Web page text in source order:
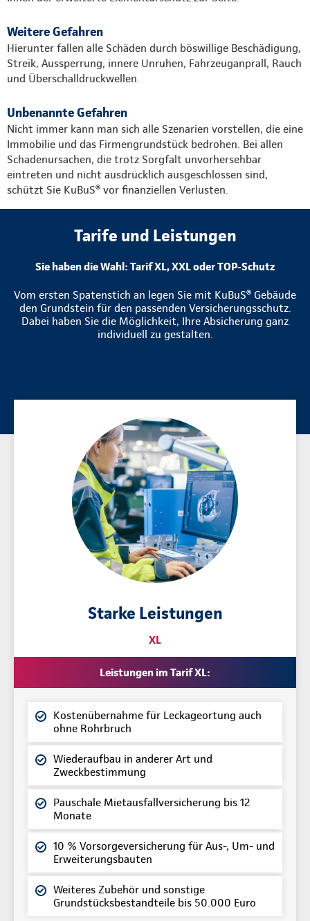
Weitere Gefahren
Hierunter fallen alle Schäden durch böswillige Beschädigung,
Streik, Aussperrung, innere Unruhen, Fahrzeuganprall, Rauch
und Überschalldruckwellen.
Unbenannte Gefahren
Nicht immer kann man sich alle Szenarien vorstellen, die eine
Immobilie und das Firmengrundstück bedrohen. Bei allen
Schadenursachen, die trotz Sorgfalt unvorhersehbar
eintreten und nicht ausdrücklich ausgeschlossen sind,
schützt Sie KuBuS® vor finanziellen Verlusten.
Tarife und Leistungen
Sie haben die Wahl: Tarif XL, XXL oder TOP-Schutz
Vom ersten Spatenstich an legen Sie mit KuBuS® Gebäude
den Grundstein für den passenden Versicherungsschutz.
Dabei haben Sie die Möglichkeit, Ihre Absicherung ganz
individuell zu gestalten.
Starke Leistungen
XL
Leistungen im Tarif XL:
Kostenübernahme für Leckageortung auch
ohne Rohrbruch
Wiederaufbau in anderer Art und
Zweckbestimmung
Pauschale Mietausfallversicherung bis 12
Monate
10 % Vorsorgeversicherung für Aus-, Um- und
Erweiterungsbauten
Weiteres Zubehör und sonstige
Grundstücksbestandteile bis 50.000 Euro